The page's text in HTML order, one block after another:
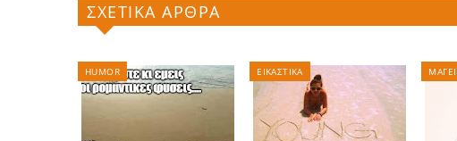
ΣΧΕΤΙΚΑ ΑΡΘΡΑ
HUMOR ΕΙΚΑΣΤΙΚΑ